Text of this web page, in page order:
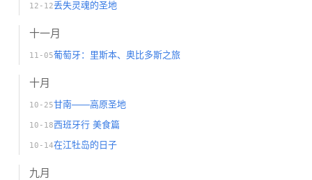
12-12丢失灵魂的圣地
十一月
11-05葡萄牙：里斯本、奥比多斯之旅
十月
10-25甘南——高原圣地
10-18西班牙行 美食篇
10-14在江牡岛的日子
九月